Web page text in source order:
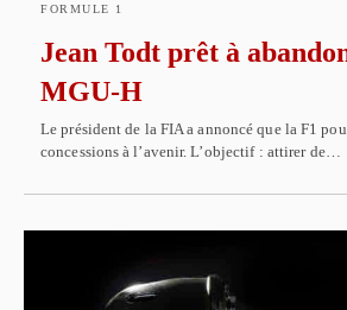
FORMULE 1
Jean Todt prêt à
MGU-H
Le président de la FIA a annoncé que la F1
concessions à l’avenir. L’objectif : attirer de…